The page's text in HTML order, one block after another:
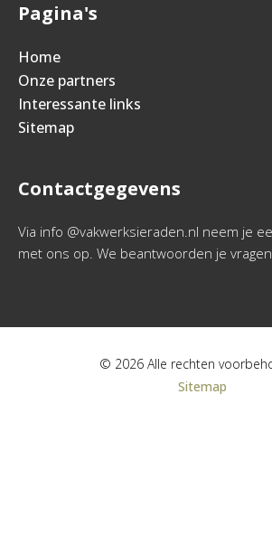
Pagina's
Home
Onze partners
Interessante links
Sitemap
Contactgegevens
Via info @vakwerksieraden.nl neem je
met ons op. We beantwoorden je
© 2026 Alle rechten
Sitemap